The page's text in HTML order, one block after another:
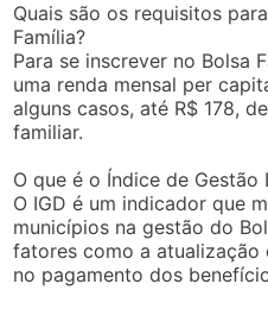
Quais são os requisitos
Família?
Para se inscrever no Bolsa
uma renda mensal per
alguns casos, até R$ 178,
familiar.
O que é o Índice de Gestão
O IGD é um indicador que
municípios na gestão do
fatores como a atualização
no pagamento dos